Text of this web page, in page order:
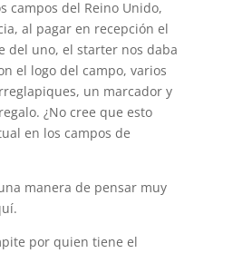
campos del Reino Unido,
al pagar en recepción el
del uno, el starter nos daba
el logo del campo, varios
un marcador y
¿No cree que esto
en los campos de
manera de pensar muy
por quien tiene el